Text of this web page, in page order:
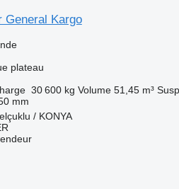
General Kargo
plateau
30 600 kg Volume 51,45 m³
mm
/ KONYA